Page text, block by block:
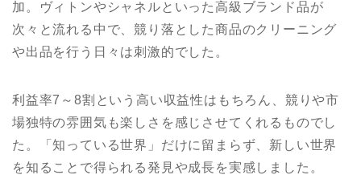
加。ヴィトンやシャネルといった高級ブランド品が
次々と流れる中で、競り落とした商品のクリーニング
や出品を行う日々は刺激的でした。
利益率7～8割という高い収益性はもちろん、競りや市
場独特の雰囲気も楽しさを感じさせてくれるものでし
た。「知っている世界」だけに留まらず、新しい世界
を知ることで得られる発見や成長を実感しました。